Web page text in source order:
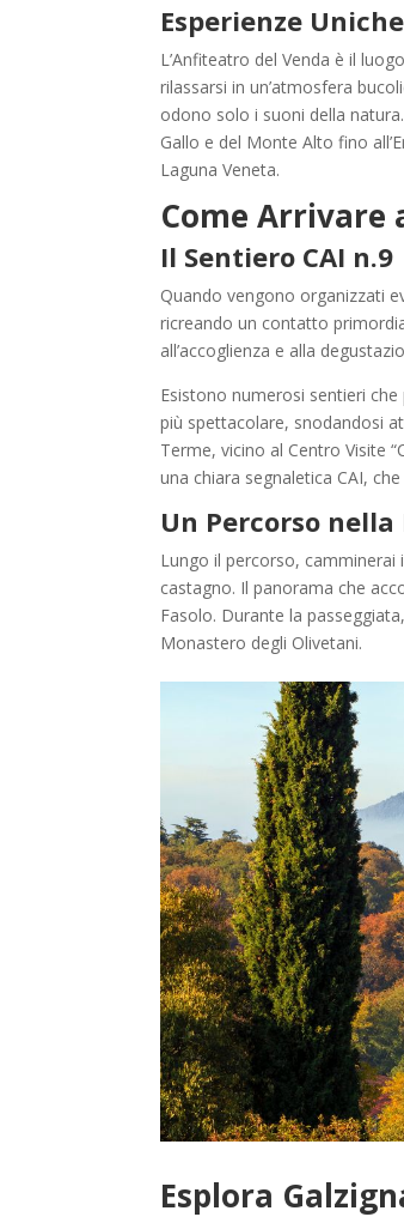
Esperienze
L’Anfiteatro del Venda è il
rilassarsi in un’atmosfera
odono solo i suoni della
Gallo e del Monte Alto fino
Laguna Veneta.
Come Arrivare
Il Sentiero CAI n.9
Quando vengono organizzati
ricreando un contatto
all’accoglienza e alla
Esistono numerosi sentieri
più spettacolare, snodandosi
Terme, vicino al Centro Visite
una chiara segnaletica CAI,
Un Percorso
Lungo il percorso,
castagno. Il panorama che
Fasolo. Durante la
Monastero degli Olivetani.
Esplora